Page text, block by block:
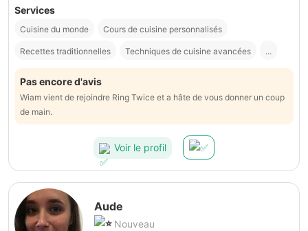
Services
Cuisine du monde Cours de cuisine personnalisés
Recettes traditionnelles Techniques de cuisine avancées ...
Pas encore d'avis
Wiam vient de rejoindre Ring Twice et a hâte de vous donner un coup
de main.
Voir le profil
Aude
Nouveau